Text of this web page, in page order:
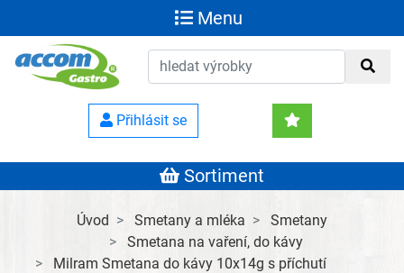
Menu
Přihlásit se
Sortiment
Úvod Smetany a mléka
Smetany
Smetana na vaření, do kávy
Milram Smetana do kávy 10x14g s příchutí